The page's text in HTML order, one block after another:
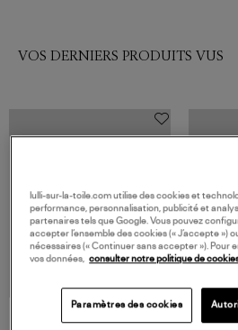
VOS DERNIERS PRODUITS VUS
JEROME DREYFUSS
lulli-sur-la-toile.com utilise des cookies et
performance, personnalisation, publicité et
partenaires tels que Google. Vous pouvez
accepter l’ensemble des cookies (« J’accepte »)
nécessaires (« Continuer sans accepter »). Pour
vos données,
consulter notre politique de
Paramètres des cookies